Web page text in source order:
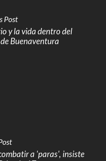
Post
y la vida dentro del
Buenaventura
a 'paras', insiste